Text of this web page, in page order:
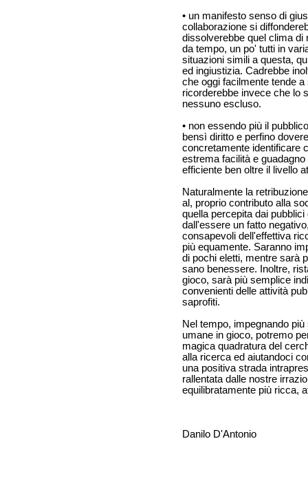
• un manifesto senso di
collaborazione si
dissolverebbe quel clima
da tempo, un po' tutti in
situazioni simili a questa,
ed ingiustizia. Cadrebbe
che oggi facilmente tende
ricorderebbe invece che lo
nessuno escluso.
• non essendo più il
bensì diritto e perfino
concretamente identificare
estrema facilità e
efficiente ben oltre il livello
Naturalmente la
al, proprio contributo alla
quella percepita dai
dall'essere un fatto
consapevoli dell'effettiva
più equamente. Saranno
di pochi eletti, mentre sarà
sano benessere. Inoltre,
gioco, sarà più semplice
convenienti delle attività
saprofiti.
Nel tempo, impegnando
umane in gioco, potremo
magica quadratura del
alla ricerca ed aiutandoci
una positiva strada
rallentata dalle nostre
equilibratamente più ricca,
Danilo D'Antonio